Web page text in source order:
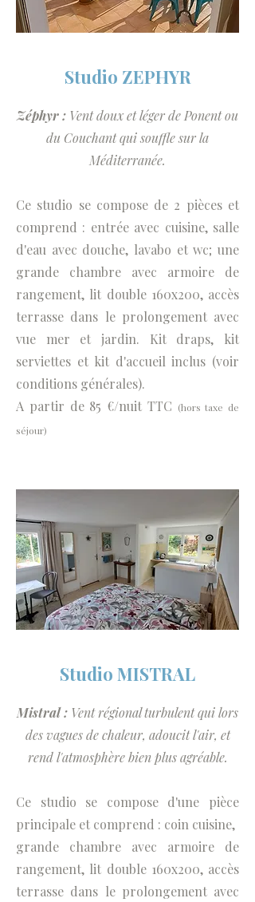
Studio ZEPHYR
Zéphyr : Vent doux et léger de Ponent ou
du Couchant qui souffle sur la
Méditerranée.
Ce studio se compose de 2 pièces et
comprend : entrée avec cuisine, salle
d'eau avec douche, lavabo et wc; une
grande chambre avec armoire de
rangement, lit double 160x200, accès
terrasse dans le prolongement avec
vue mer et jardin. Kit draps, kit
serviettes et kit d'accueil inclus (voir
conditions générales).
A partir de 85 €/nuit TTC (hors taxe de
séjour)
Studio MISTRAL
Mistral : Vent régional turbulent qui lors
des vagues de chaleur, adoucit l'air, et
rend l'atmosphère bien plus agréable.
Ce studio se compose d'une pièce
principale et comprend : coin cuisine,
grande chambre avec armoire de
rangement, lit double 160x200, accès
terrasse dans le prolongement avec